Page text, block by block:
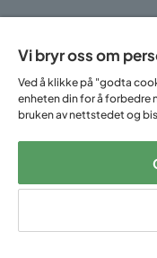
Følg
Vi bryr oss om
Ved å klikke på "godta
enheten din for å forbedre
bruken av nettstedet og